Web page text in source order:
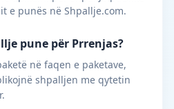
e punës në Shpallje.com.
pune për Prrenjas?
në faqen e paketave,
shpalljen me qytetin